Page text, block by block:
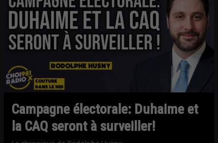
Campagne électorale: Duhaime et
la CAQ seront à surveiller!